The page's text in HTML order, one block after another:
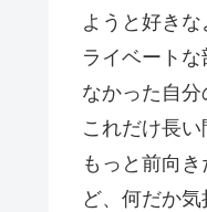
ようと好き
ライベート
なかった自分
これだけ長
もっと前向
ど、何だか